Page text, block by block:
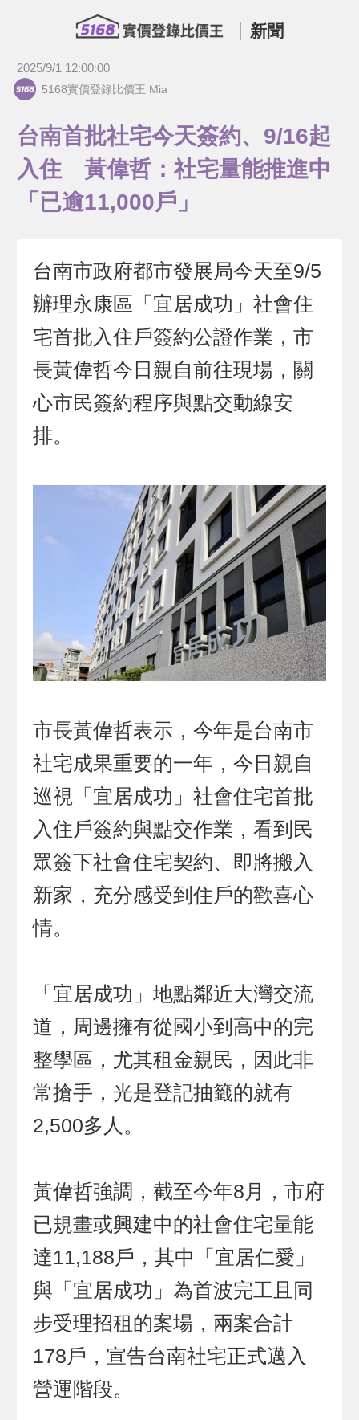
新聞
2025/9/1 12:00:00
5168實價登錄比價王 Mia
台南首批社宅今天簽約、9/16起
入住 黃偉哲：社宅量能推進中
「已逾11,000戶」
台南市政府都市發展局今天至9/5
辦理永康區「宜居成功」社會住
宅首批入住戶簽約公證作業，市
長黃偉哲今日親自前往現場，關
心市民簽約程序與點交動線安
排。
市長黃偉哲表示，今年是台南市
社宅成果重要的一年，今日親自
巡視「宜居成功」社會住宅首批
入住戶簽約與點交作業，看到民
眾簽下社會住宅契約、即將搬入
新家，充分感受到住戶的歡喜心
情。
「宜居成功」地點鄰近大灣交流
道，周邊擁有從國小到高中的完
整學區，尤其租金親民，因此非
常搶手，光是登記抽籤的就有
2,500多人。
黃偉哲強調，截至今年8月，市府
已規畫或興建中的社會住宅量能
達11,188戶，其中「宜居仁愛」
與「宜居成功」為首波完工且同
步受理招租的案場，兩案合計
178戶，宣告台南社宅正式邁入
營運階段。